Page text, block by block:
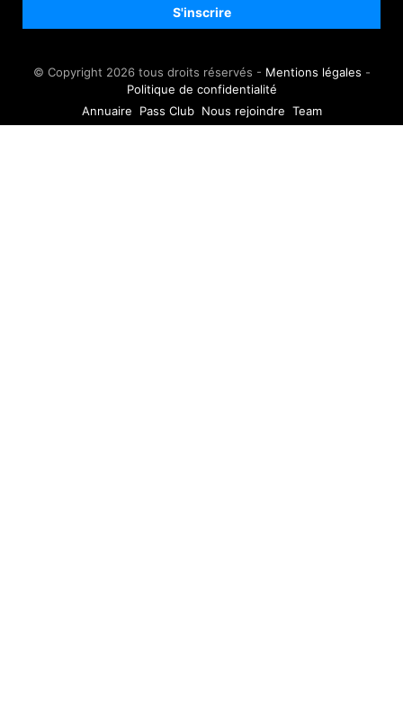
© Copyright 2026 tous droits réservés - Mentions légales -
Politique de confidentialité
Annuaire
Pass Club Nous rejoindre Team